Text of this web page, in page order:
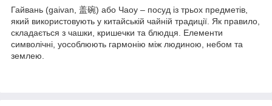
Гайвань (gaivan, 盖碗) або Чаоу – посуд із трьох предметів,
який використовують у китайській чайній традиції. Як правило,
складається з чашки, кришечки та блюдця. Елементи
символічні, уособлюють гармонію між людиною, небом та
землею.